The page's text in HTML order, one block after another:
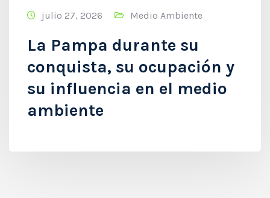
julio 27, 2026 Medio Ambiente
La Pampa durante su
conquista, su ocupación y
su influencia en el medio
ambiente